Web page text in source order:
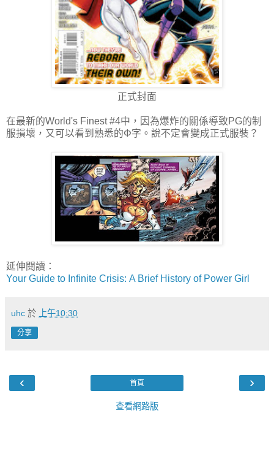
正式封面
在最新的World's Finest #4中，因為爆炸的關係導致PG的制
服損壞，又可以看到熟悉的Φ字。說不定會變成正式服裝？
延伸閱讀：
Your Guide to Infinite Crisis: A Brief History of Power Girl
uhc 於 上午10:30
分享
‹ ›
首頁
查看網路版